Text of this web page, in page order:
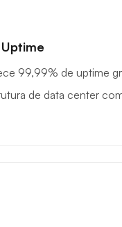
99,99% de uptime
de data center